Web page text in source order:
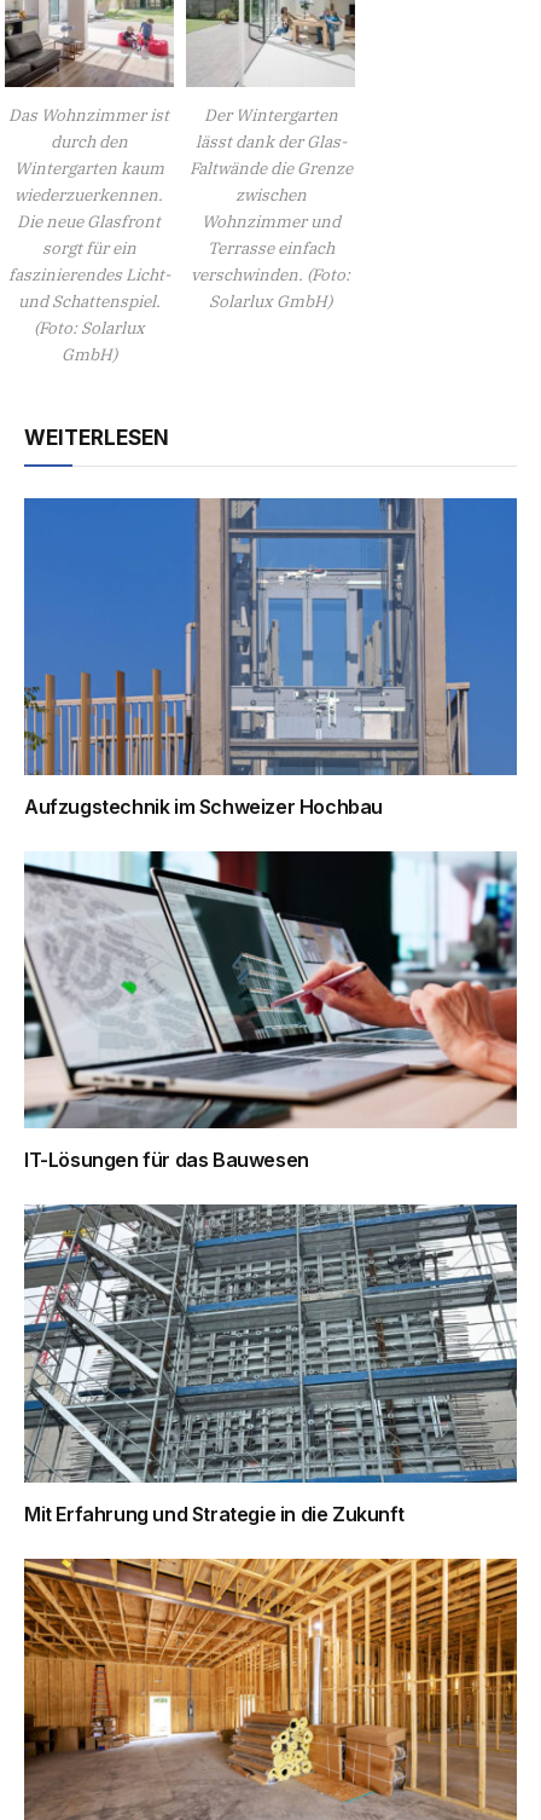
Das Wohnzimmer ist
durch den
Wintergarten kaum
wiederzuerkennen.
Die neue Glasfront
sorgt für ein
faszinierendes Licht-
und Schattenspiel.
(Foto: Solarlux
GmbH)
Der Wintergarten
lässt dank der Glas-
Faltwände die Grenze
zwischen
Wohnzimmer und
Terrasse einfach
verschwinden. (Foto:
Solarlux GmbH)
WEITERLESEN
Aufzugstechnik im Schweizer Hochbau
IT-Lösungen für das Bauwesen
Mit Erfahrung und Strategie in die Zukunft